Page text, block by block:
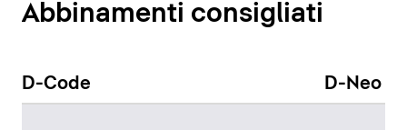
Abbinamenti consigliati
D-Code D-Neo